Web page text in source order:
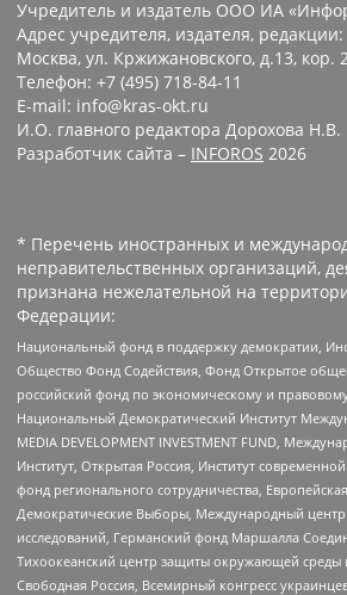
Учредитель и издатель ООО ИА
Адрес учредителя, издателя, редакции:
Москва, ул. Кржижановского, д.13, кор.
Телефон: +7 (495) 718-84-11
E-mail: info@kras-okt.ru
И.О. главного редактора Дорохова Н.В.
Разработчик сайта – INFOROS 2026
* Перечень иностранных и
неправительственных организаций,
признана нежелательной на
Федерации:
Национальный фонд в поддержку демократии,
Общество Фонд Содействия, Фонд Открытое
российский фонд по экономическому и
Национальный Демократический Институт
MEDIA DEVELOPMENT INVESTMENT FUND,
Институт, Открытая Россия, Институт
фонд регионального сотрудничества,
Демократические Выборы, Международный центр
исследований, Германский фонд Маршалла
Тихоокеанский центр защиты окружающей среды
Свободная Россия, Всемирный конгресс